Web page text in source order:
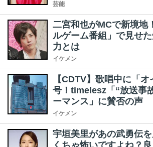
芸能
二宮和也がMCで新境地
ルゲーム番組」で見せ
力とは
イケメン
【CDTV】歌唱中に「
号！timelesz「“放送事
ーマンス」に賛否の声
イケメン
宇垣美里があの武勇伝
くちゃ怖いですよね？